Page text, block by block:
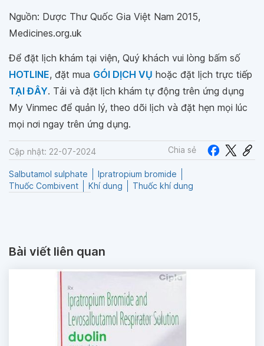
Nguồn: Dược Thư Quốc Gia Việt Nam 2015,
Medicines.org.uk
Để đặt lịch khám tại viện, Quý khách vui lòng bấm số
HOTLINE, đặt mua GÓI DỊCH VỤ hoặc đặt lịch trực tiếp
TẠI ĐÂY. Tải và đặt lịch khám tự động trên ứng dụng
My Vinmec để quản lý, theo dõi lịch và đặt hẹn mọi lúc
mọi nơi ngay trên ứng dụng.
Cập nhật: 22-07-2024 Chia sẻ
Salbutamol sulphate
Ipratropium bromide
Thuốc Combivent
Khí dung Thuốc khí dung
Bài viết liên quan